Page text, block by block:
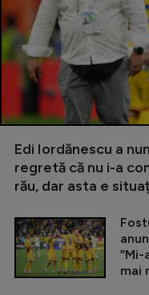
Edi Iordănescu a
regretă că nu i-a
rău, dar asta e
mai